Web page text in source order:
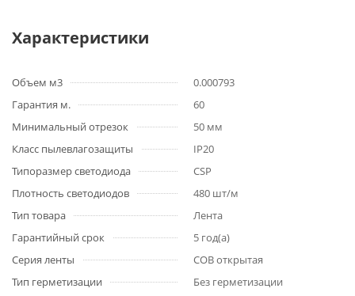
Характеристики
Объем м3
0.000793
Гарантия м.
60
Минимальный отрезок
50 мм
Класс пылевлагозащиты
IP20
Типоразмер светодиода
CSP
Плотность светодиодов
480 шт/м
Тип товара
Лента
Гарантийный срок
5 год(а)
Серия ленты
COB открытая
Тип герметизации
Без герметизации